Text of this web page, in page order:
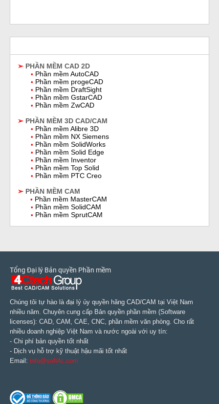
➢ PHẦN MỀM CAD 2D
• Phần mềm AutoCAD
• Phần mềm progeCAD
• Phần mềm DraftSight
• Phần mềm GstarCAD
• Phần mềm ZwCAD
➢ PHẦN MỀM 3D CAD/CAM
• Phần mềm Alibre 3D
• Phần mềm NX Siemens
• Phần mềm SolidWorks
• Phần mềm Solid Edge
• Phần mềm Inventor
• Phần mềm Top Solid
• Phần mềm PTC Creo
➢ PHẦN MỀM CAM
• Phần mềm MasterCAM
• Phần mềm SolidCAM
• Phần mềm SprutCAM
Tổng Đại lý Bản quyền Phần mềm
Chúng tôi tự hào là đại lý ủy quyền hãng CAD/CAM tại Việt Nam
nhiều năm. Chuyên cung cấp Bản quyền phần mềm (Software
licenses): CAD, CAM, CAE, CNC, phần mềm văn phòng. Cho rất
nhiều doanh nghiệp Việt Nam và nước ngoài với uy tín:
- Chi phí bản quyền tốt nhất
- Dịch vụ hỗ trợ kỹ thuật hậu mãi tốt nhất
Email: info@soft4c.com